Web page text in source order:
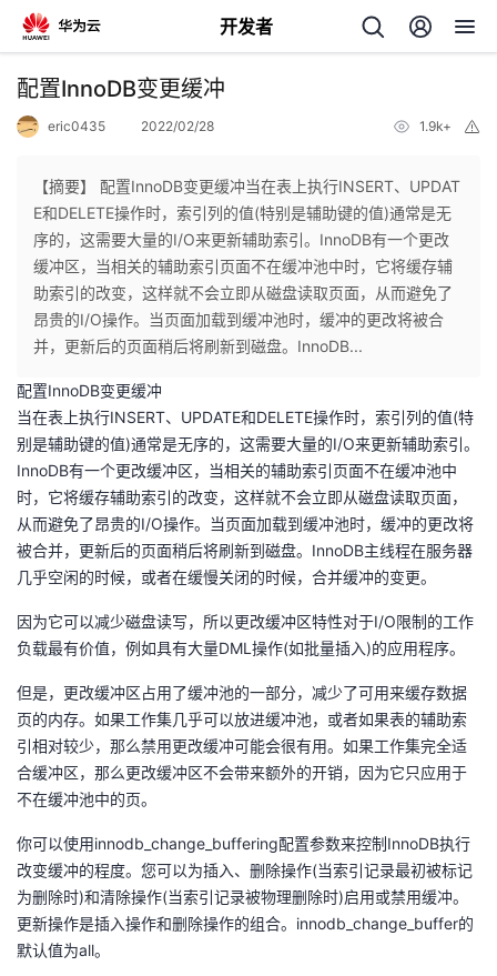
开发者
返
个
人
页
我
开
发
者
我
的
博
客
我
的
论
坛
我
的
圈
子
我
的
直
播
我
的
活
动
我
的
关
的
开
发
者
学
堂
我
的
课
程
我
的
认
我
的
我
我
的
Programs
我
的
支
持
我
的
技
术
支
持
我
的
云
声
建
配置InnoDB变更缓冲
eric0435 2022/02/28 1.9k+
【摘要】 配置InnoDB变更缓冲当在表上执行INSERT、UPDAT
E和DELETE操作时，索引列的值(特别是辅助键的值)通常是无
序的，这需要大量的I/O来更新辅助索引。InnoDB有一个更改
缓冲区，当相关的辅助索引页面不在缓冲池中时，它将缓存辅
助索引的改变，这样就不会立即从磁盘读取页面，从而避免了
昂贵的I/O操作。当页面加载到缓冲池时，缓冲的更改将被合
并，更新后的页面稍后将刷新到磁盘。InnoDB...
配置InnoDB变更缓冲
当在表上执行INSERT、UPDATE和DELETE操作时，索引列的值(特
别是辅助键的值)通常是无序的，这需要大量的I/O来更新辅助索引。
InnoDB有一个更改缓冲区，当相关的辅助索引页面不在缓冲池中
时，它将缓存辅助索引的改变，这样就不会立即从磁盘读取页面，
从而避免了昂贵的I/O操作。当页面加载到缓冲池时，缓冲的更改将
被合并，更新后的页面稍后将刷新到磁盘。InnoDB主线程在服务器
几乎空闲的时候，或者在缓慢关闭的时候，合并缓冲的变更。
因为它可以减少磁盘读写，所以更改缓冲区特性对于I/O限制的工作
负载最有价值，例如具有大量DML操作(如批量插入)的应用程序。
但是，更改缓冲区占用了缓冲池的一部分，减少了可用来缓存数据
页的内存。如果工作集几乎可以放进缓冲池，或者如果表的辅助索
引相对较少，那么禁用更改缓冲可能会很有用。如果工作集完全适
合缓冲区，那么更改缓冲区不会带来额外的开销，因为它只应用于
不在缓冲池中的页。
你可以使用innodb_change_buffering配置参数来控制InnoDB执行
改变缓冲的程度。您可以为插入、删除操作(当索引记录最初被标记
为删除时)和清除操作(当索引记录被物理删除时)启用或禁用缓冲。
更新操作是插入操作和删除操作的组合。innodb_change_buffer的
默认值为all。